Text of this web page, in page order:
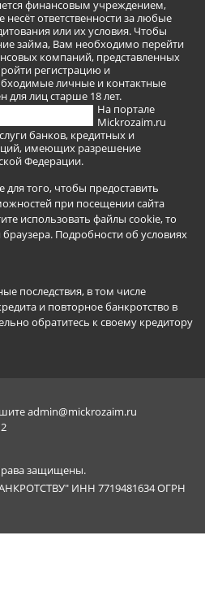
финансовым учреждением,
ответственности за любые
или их условия. Чтобы
займа, Вам необходимо перейти
компаний, представленных
регистрацию и
личные и контактные
для лиц старше 18 лет.
На портале
Mickrozaim.ru
банков, кредитных и
имеющих разрешение
Федерации.
того, чтобы предоставить
при посещении сайта
использовать файлы cookie, то
Подробности об условиях
последствия, в том числе
и повторное банкротство в
обратитесь к своему кредитору
admin@mickrozaim.ru
защищены.
ИНН 7719481634 ОГРН